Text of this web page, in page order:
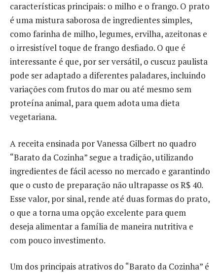
características principais: o milho e o frango. O prato
é uma mistura saborosa de ingredientes simples,
como farinha de milho, legumes, ervilha, azeitonas e
o irresistível toque de frango desfiado. O que é
interessante é que, por ser versátil, o cuscuz paulista
pode ser adaptado a diferentes paladares, incluindo
variações com frutos do mar ou até mesmo sem
proteína animal, para quem adota uma dieta
vegetariana.
A receita ensinada por Vanessa Gilbert no quadro
“Barato da Cozinha” segue a tradição, utilizando
ingredientes de fácil acesso no mercado e garantindo
que o custo de preparação não ultrapasse os R$ 40.
Esse valor, por sinal, rende até duas formas do prato,
o que a torna uma opção excelente para quem
deseja alimentar a família de maneira nutritiva e
com pouco investimento.
Um dos principais atrativos do “Barato da Cozinha” é